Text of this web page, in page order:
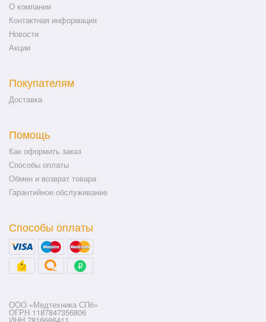
О компании
Контактная информация
Новости
Акции
Покупателям
Доставка
Помощь
Как оформить заказ
Способы оплаты
Обмен и возврат товара
Гарантийное обслуживание
Способы оплаты
ООО «Медтехника СПб»
ОГРН 1187847356806